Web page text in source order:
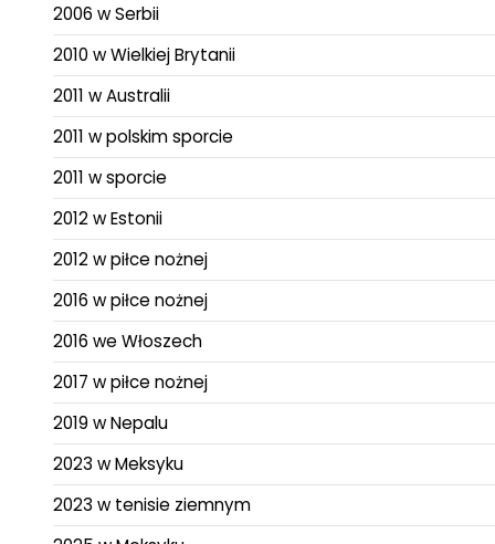
2006 w Serbii
2010 w Wielkiej Brytanii
2011 w Australii
2011 w polskim sporcie
2011 w sporcie
2012 w Estonii
2012 w piłce nożnej
2016 w piłce nożnej
2016 we Włoszech
2017 w piłce nożnej
2019 w Nepalu
2023 w Meksyku
2023 w tenisie ziemnym